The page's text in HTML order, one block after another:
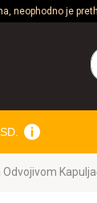
neophodno je